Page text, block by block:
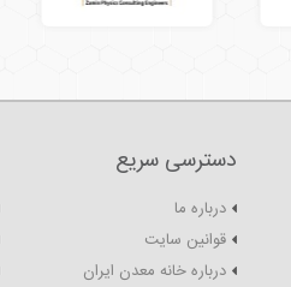
دسترسی سریع
درباره ما
قوانین سایت
درباره خانه معدن ایران